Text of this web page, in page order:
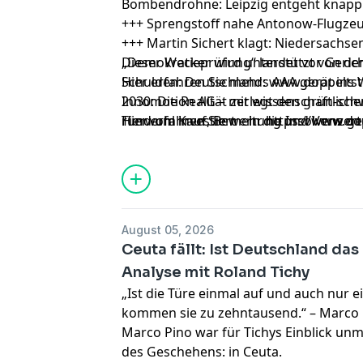
Bombendrohne: Leipzig entgeht
+++ Sprengstoff nahe Antonow-
+++ Martin Sichert klagt:
„Demokratieprüfung“ landet vor
Schulden: Deutschlands AAA gerät ins
2030: Die Realität zerlegt den grün-
Tierwohl investiert – in die Insolvenz
Dieser Wecker wird unterstützt von
Hier erfahren Sie mehr:
Innomotion AG – mit
rund um Kauf, Bewertung und
Innovationen und Schutzrechten.
auf höchstrichterlicher
steuerlich gesicherte, einzigartig
Struktur – für massiven Mehrwert und
Hier erfahren Sie mehr https://
August 05, 2026
Ceuta fällt: Ist Deutschland das
Analyse mit Roland Tichy
„Ist die Türe einmal auf und auch nur
kommen sie zu zehntausend.“ – Marco
Marco Pino war für Tichys Einblick
des Geschehens: in Ceuta.